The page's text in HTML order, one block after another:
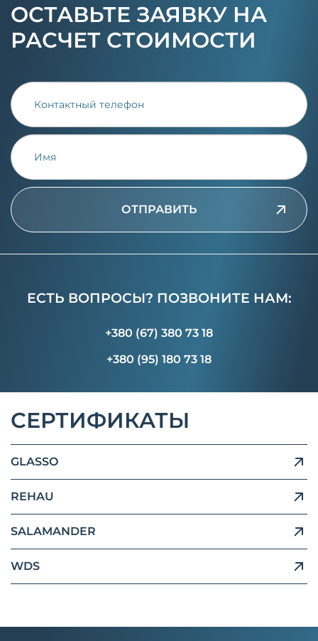
ОСТАВЬТЕ ЗАЯВКУ НА
РАСЧЕТ СТОИМОСТИ
ОТПРАВИТЬ
ЕСТЬ ВОПРОСЫ? ПОЗВОНИТЕ НАМ:
+380 (67) 380 73 18
+380 (95) 180 73 18
СЕРТИФИКАТЫ
GLASSO
REHAU
SALAMANDER
WDS